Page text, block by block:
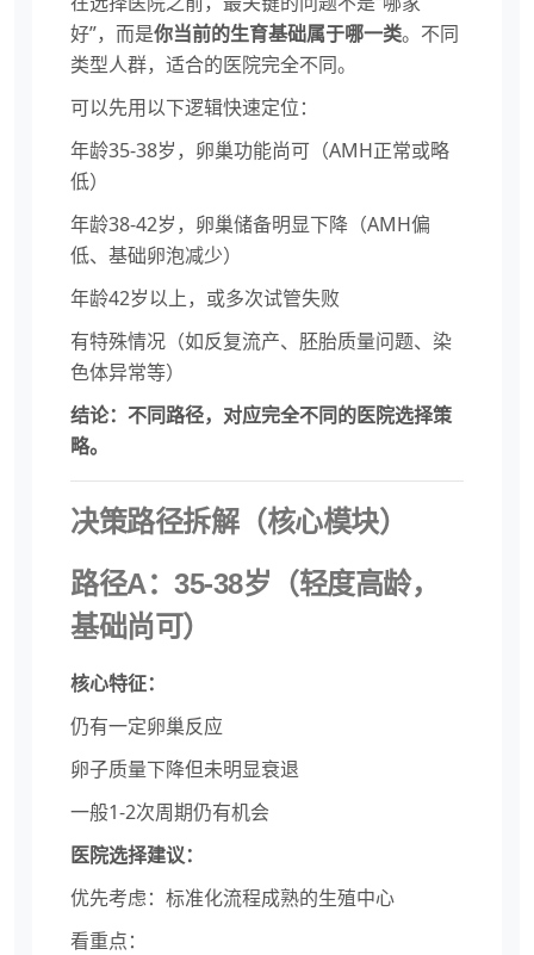
好”，而是你当前的生育基础属于哪一类。不同
类型人群，适合的医院完全不同。
可以先用以下逻辑快速定位：
年龄35-38岁，卵巢功能尚可（AMH正常或略
低）
年龄38-42岁，卵巢储备明显下降（AMH偏
低、基础卵泡减少）
年龄42岁以上，或多次试管失败
有特殊情况（如反复流产、胚胎质量问题、染
色体异常等）
结论：不同路径，对应完全不同的医院选择策
略。
决策路径拆解（核心模块）
路径A：35-38岁（轻度高龄，
基础尚可）
核心特征：
仍有一定卵巢反应
卵子质量下降但未明显衰退
一般1-2次周期仍有机会
医院选择建议：
优先考虑：标准化流程成熟的生殖中心
看重点：